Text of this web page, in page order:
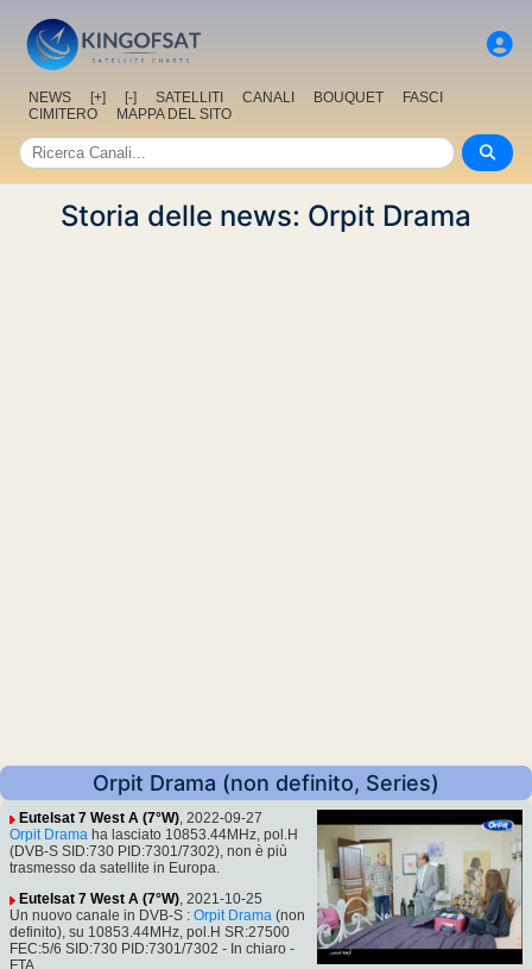
NEWS [+] [-] SATELLITI CANALI BOUQUET
FASCI
CIMITERO
MAPPA DEL SITO
Storia delle news: Orpit Drama
Orpit Drama (non definito, Series)
Eutelsat 7 West A (7°W), 2022-09-27
Orpit Drama ha lasciato 10853.44MHz, pol.H
(DVB-S SID:730 PID:7301/7302), non è più
trasmesso da satellite in Europa.
Eutelsat 7 West A (7°W), 2021-10-25
Un nuovo canale in DVB-S : Orpit Drama (non
definito), su 10853.44MHz, pol.H SR:27500
FEC:5/6 SID:730 PID:7301/7302 - In chiaro -